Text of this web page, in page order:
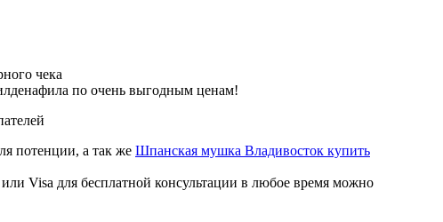
чека
по очень выгодным ценам!
потенции, а так же Шпанская мушка Владивосток купить
Visa для бесплатной консультации в любое время можно